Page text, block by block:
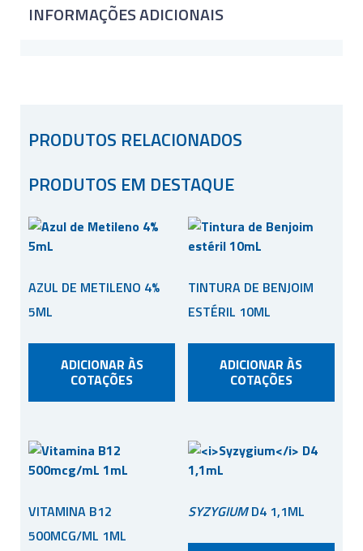
INFORMAÇÕES ADICIONAIS
PRODUTOS RELACIONADOS
PRODUTOS EM DESTAQUE
AZUL DE METILENO 4%
5ML
ADICIONAR ÀS
COTAÇÕES
TINTURA DE BENJOIM
ESTÉRIL 10ML
ADICIONAR ÀS
COTAÇÕES
VITAMINA B12
500MCG/ML 1ML
SYZYGIUMD4 1,1ML